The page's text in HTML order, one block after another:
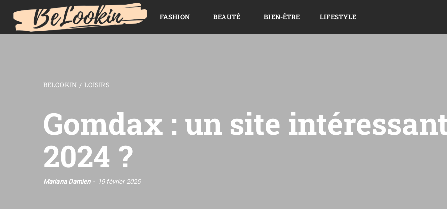
FASHION BEAUTÉ BIEN-ÊTRE LIFESTYLE
BELOOKIN LOISIRS
Gomdax : un site
2024 ?
Mariana Damien 19 février 2025